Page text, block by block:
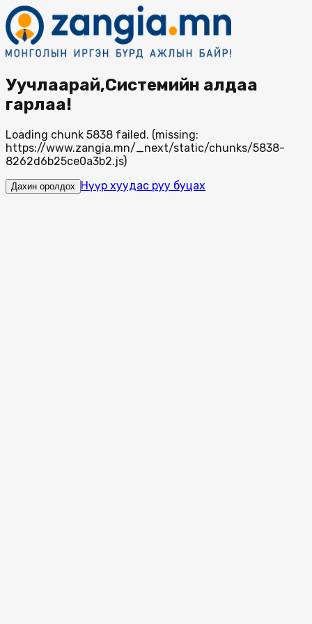
Уучлаарай,Системийн алдаа
гарлаа!
Loading chunk 5838 failed. (missing:
https://www.zangia.mn/_next/static/chunks/5838-
8262d6b25ce0a3b2.js)
Дахин оролдох Нүүр хуудас руу буцах